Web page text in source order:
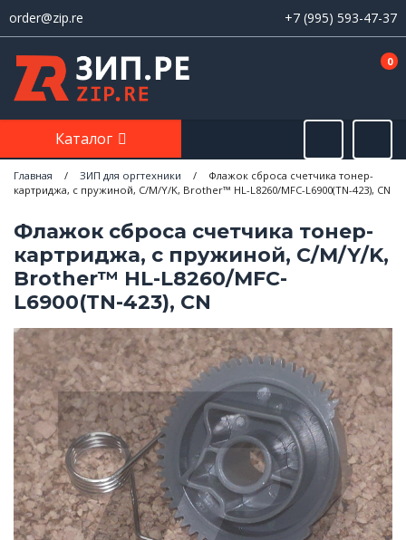
order@zip.re +7 (995) 593-47-37
0
Каталог
Главная / ЗИП для оргтехники /
Флажок сброса счетчика тонер-
картриджа, с пружиной, C/M/Y/K, Brother™ HL-L8260/MFC-L6900(TN-423), CN
Флажок сброса счетчика тонер-
картриджа, с пружиной, C/M/Y/K,
Brother™ HL-L8260/MFC-
L6900(TN-423), CN